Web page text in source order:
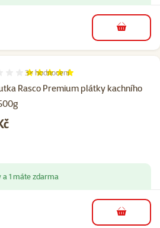
do košíku
Rasco Premium plátky kachního
100%, počet hodnocení: 3
3× hodnocení
1 máte zdarma
do košíku